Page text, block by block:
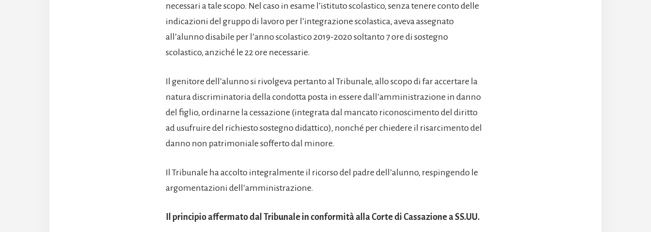
necessari a tale scopo. Nel caso in esame l’istituto scolastico, senza tenere conto delle
indicazioni del gruppo di lavoro per l’integrazione scolastica, aveva assegnato
all’alunno disabile per l’anno scolastico 2019-2020 soltanto 7 ore di sostegno
scolastico, anziché le 22 ore necessarie.
Il genitore dell’alunno si rivolgeva pertanto al Tribunale, allo scopo di far accertare la
natura discriminatoria della condotta posta in essere dall’amministrazione in danno
del figlio, ordinarne la cessazione (integrata dal mancato riconoscimento del diritto
ad usufruire del richiesto sostegno didattico), nonché per chiedere il risarcimento del
danno non patrimoniale sofferto dal minore.
Il Tribunale ha accolto integralmente il ricorso del padre dell’alunno, respingendo le
argomentazioni dell’amministrazione.
Il principio affermato dal Tribunale in conformità alla Corte di Cassazione a SS.UU.